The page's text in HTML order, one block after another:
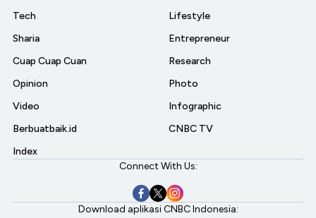
Tech
Sharia
Cuap Cuap Cuan
Opinion
Video
Berbuatbaik.id
Index
Lifestyle
Entrepreneur
Research
Photo
Infographic
CNBC TV
Connect With Us:
Download aplikasi CNBC Indonesia: